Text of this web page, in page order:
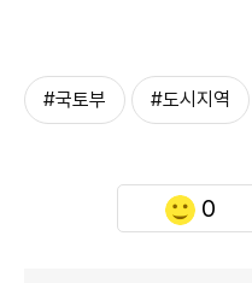
#국토부 #도시지역
0